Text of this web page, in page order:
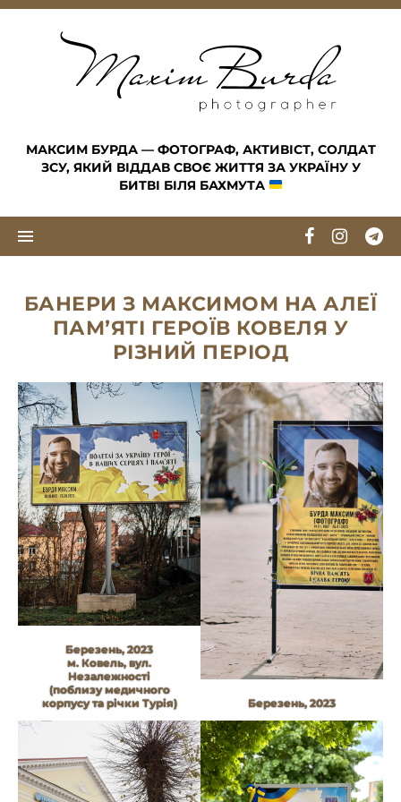
Skip to content
МАКСИМ БУРДА — ФОТОГРАФ, АКТИВІСТ, СОЛДАТ
ЗСУ, ЯКИЙ ВІДДАВ СВОЄ ЖИТТЯ ЗА УКРАЇНУ У
БИТВІ БІЛЯ БАХМУТА
БАНЕРИ З МАКСИМОМ НА АЛЕЇ
ПАМʼЯТІ ГЕРОЇВ КОВЕЛЯ У
РІЗНИЙ ПЕРІОД
Березень, 2023
м. Ковель, вул.
Незалежності
(поблизу медичного
корпусу та річки Турія)
Березень, 2023